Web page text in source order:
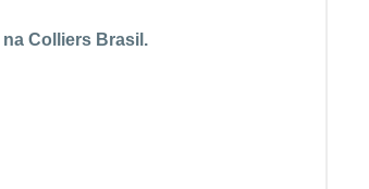
Colliers Brasil.